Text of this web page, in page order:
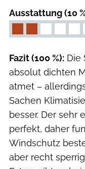
Ausstattung (10
Fazit (100 %): Die
absolut dichten
atmet –
Sachen
besser. Der sehr
perfekt, daher
Windschutz
aber recht